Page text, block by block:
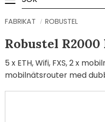
FABRIKAT ROBUSTEL
Robustel R2000
5 x ETH, Wifi, FXS, 2 x
mobilnätsrouter med